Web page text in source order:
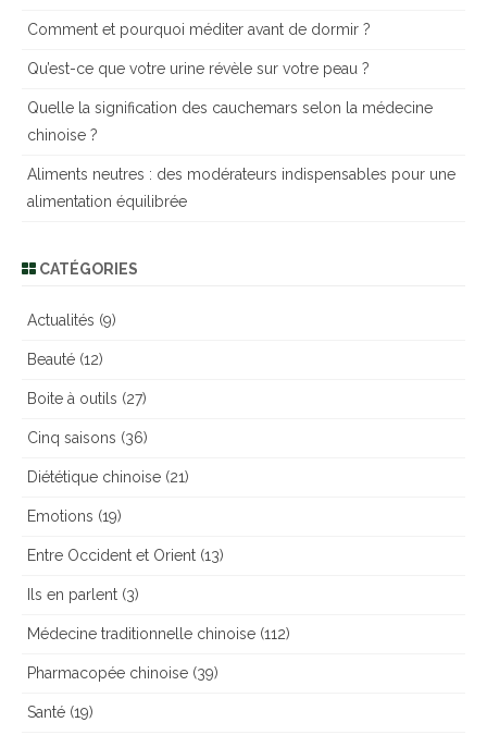
cComment et pourquoi méditer avant de dormir ?
Qu’est-ce que votre urine révèle sur votre peau ?
Quelle la signification des cauchemars selon la médecine
chinoise ?
Aliments neutres : des modérateurs indispensables pour une
alimentation équilibrée
CATÉGORIES
Actualités (9)
Beauté (12)
Boite à outils (27)
Cinq saisons (36)
Diététique chinoise (21)
Emotions (19)
Entre Occident et Orient (13)
Ils en parlent (3)
Médecine traditionnelle chinoise (112)
Pharmacopée chinoise (39)
Santé (19)